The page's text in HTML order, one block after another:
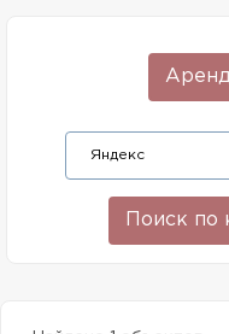
Поиск по